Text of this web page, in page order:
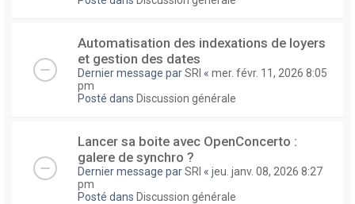
Automatisation des indexations de loyers
et gestion des dates
Dernier message parSRI « mer. févr. 11, 2026 8:05
pm
Posté dans Discussion générale
Lancer sa boite avec OpenConcerto :
galere de synchro ?
Dernier message parSRI « jeu. janv. 08, 2026 8:27
pm
Posté dans Discussion générale